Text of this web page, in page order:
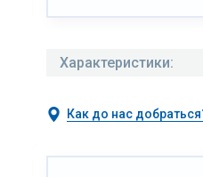
Характеристики:
Как до нас